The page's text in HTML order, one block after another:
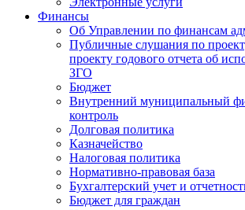
Финансы
Об Управлении по финансам
Публичные слушания по
проекту годового отчета об
ЗГО
Бюджет
Внутренний муниципальный
контроль
Долговая политика
Казначейство
Налоговая политика
Нормативно-правовая база
Бухгалтерский учет и
Бюджет для граждан